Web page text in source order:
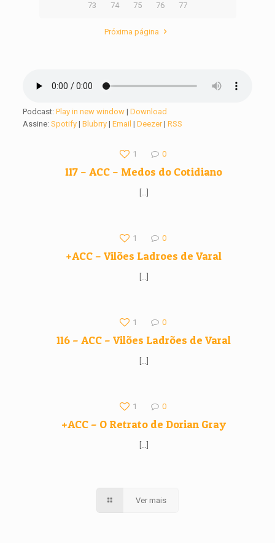
73 74 75 76 77
Próxima página
Podcast:Play in new window |Download
Assine:Spotify |Blubrry |Email |Deezer|RSS
1 0
117 – ACC – Medos do Cotidiano
[…]
1 0
+ACC – Vilões Ladroes de Varal
[…]
1 0
116 – ACC – Vilões Ladrões de Varal
[…]
1 0
+ACC – O Retrato de Dorian Gray
[…]
Ver mais